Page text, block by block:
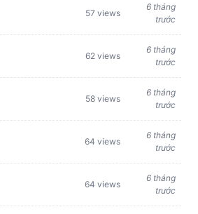
57 views
6 tháng
trước
62 views
6 tháng
trước
58 views
6 tháng
trước
64 views
6 tháng
trước
64 views
6 tháng
trước